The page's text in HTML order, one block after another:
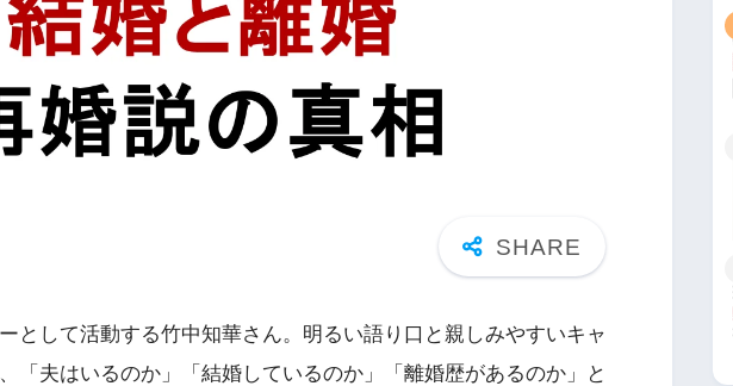
として活動する竹中知華さん。明るい語り口と親しみやすいキャ
「夫はいるのか」「結婚しているのか」「離婚歴があるのか」と